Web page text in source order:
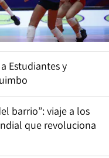
Estudiantes y
barrio”: viaje a los
que revoluciona